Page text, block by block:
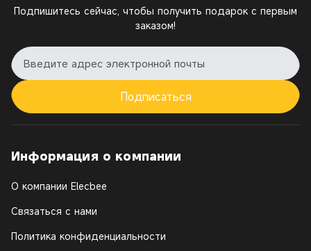
Подпишитесь сейчас, чтобы получить подарок с первым
заказом!
Подписаться
Информация о компании
О компании Elecbee
Связаться с нами
Политика конфиденциальности